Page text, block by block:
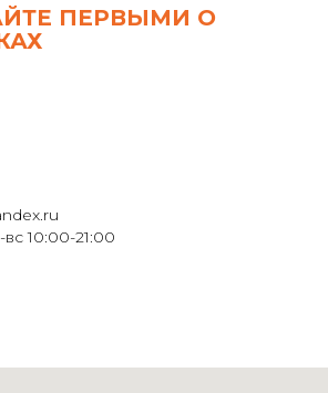
ПЕРВЫМИ О
10:00-21:00